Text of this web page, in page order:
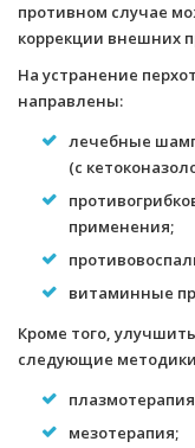
противном случае
коррекции внешних
На устранение
направлены:
лечебные
(с
применения;
витаминные
Кроме того,
следующие
мезотерапия;